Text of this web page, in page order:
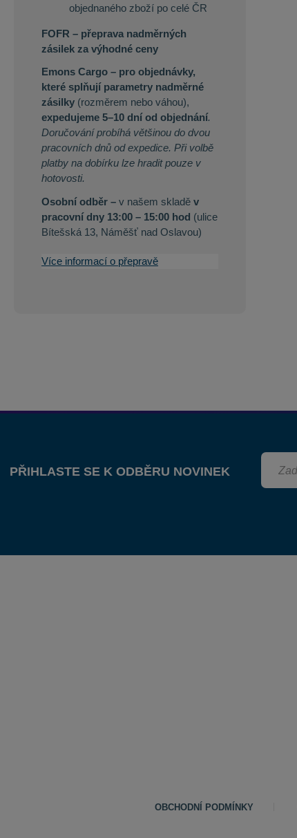
objednaného zboží po celé ČR
FOFR – přeprava nadměrných
zásilek za výhodné ceny
Emons Cargo – pro objednávky,
které splňují parametry nadměrné
zásilky (rozměrem nebo váhou),
expedujeme 5–10 dní od objednání.
Doručování probíhá většinou do dvou
pracovních dnů od expedice. Při volbě
platby na dobírku lze hradit pouze v
hotovosti.
Osobní odběr – v našem skladě v
pracovní dny 13:00 – 15:00 hod (ulice
Bítešská 13, Náměšť nad Oslavou)
Více informací o přepravě
PŘIHLASTE SE K ODBĚRU NOVINEK
OBCHODNÍ PODMÍNKY